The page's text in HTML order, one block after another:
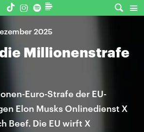
2025
Millionenstrafe
Euro-Strafe der EU-
Elon Musks Onlinedienst X
Beef. Die EU wirft X